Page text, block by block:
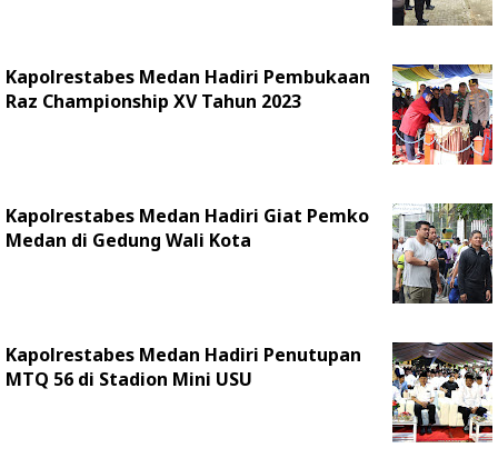
Kapolrestabes Medan Hadiri Pembukaan
Raz Championship XV Tahun 2023
Kapolrestabes Medan Hadiri Giat Pemko
Medan di Gedung Wali Kota
Kapolrestabes Medan Hadiri Penutupan
MTQ 56 di Stadion Mini USU